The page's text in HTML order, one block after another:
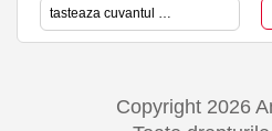
Copyright 2026